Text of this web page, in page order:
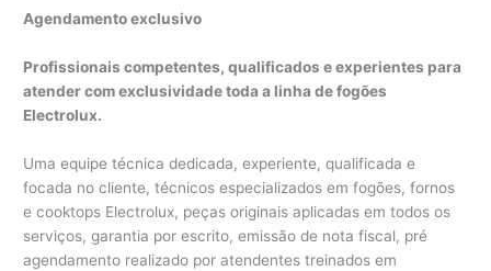
Agendamento exclusivo
Profissionais competentes, qualificados e experientes para
atender com exclusividade toda a linha de fogões
Electrolux.
Uma equipe técnica dedicada, experiente, qualificada e
focada no cliente, técnicos especializados em fogões, fornos
e cooktops Electrolux, peças originais aplicadas em todos os
serviços, garantia por escrito, emissão de nota fiscal, pré
agendamento realizado por atendentes treinados em